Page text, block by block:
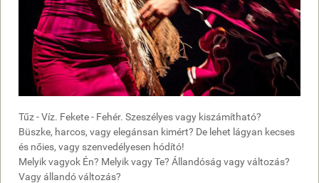
Tűz - Víz. Fekete - Fehér. Szeszélyes vagy kiszámítható?
Büszke, harcos, vagy elegánsan kimért? De lehet lágyan kecses
és nőies, vagy szenvedélyesen hódító!
Melyik vagyok Én? Melyik vagy Te? Állandóság vagy változás?
Vagy állandó változás?